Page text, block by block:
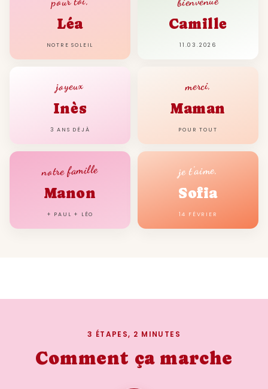
Léa
NOTRE SOLEIL
Camille
11.03.2026
joyeux
Inès
3 ANS DÉJÀ
merci,
Maman
POUR TOUT
notre famille
Manon
+ PAUL + LÉO
je t'aime,
Sofia
14 FÉVRIER
3 ÉTAPES, 2 MINUTES
Comment ça marche